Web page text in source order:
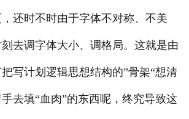
还时不时由于字体不对称、不美
去调字体大小、调格局。这就是由
写计划逻辑思想结构的”骨架“想清
去填“血肉”的东西呢，终究导致这